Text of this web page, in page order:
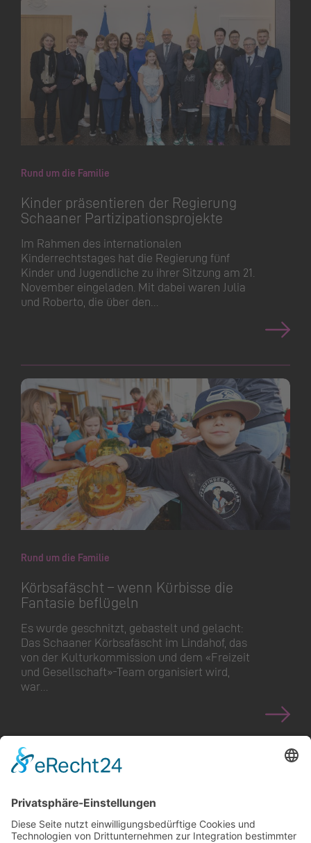
Rund um die Familie
Kinder präsentieren der Regierung
Schaaner Partizipa­ti­ons­projekte
Im Rahmen des internationalen
Kinderrechtstages hat die Regierung fünf
Kinder und Jugendliche zu ihrer Sitzung am 21.
November eingeladen. Mit dabei waren Julia
und Roberto, die über den…
Rund um die Familie
Körbsafäscht – wenn Kürbisse die
Fantasie beflügeln
Es wurde geschnitzt, gebastelt und gelacht:
Das Schaaner Körbsafäscht im Lindahof, das
von der Kulturkommission und dem «Freizeit
und Gesellschaft»-Team organisiert wird,
war…
< >